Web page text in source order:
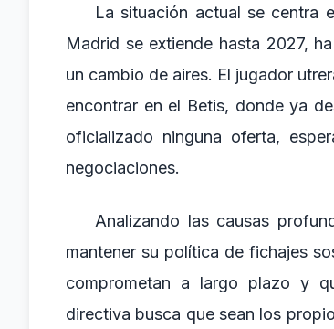
La situación actual se centra
Madrid se extiende hasta 2027,
un cambio de aires. El jugador
encontrar en el Betis, donde ya
oficializado ninguna oferta,
negociaciones.
Analizando las causas
mantener su política de fichajes
comprometan a largo plazo y
directiva busca que sean los